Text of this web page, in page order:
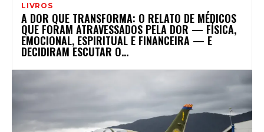
LIVROS
A DOR QUE TRANSFORMA: O RELATO DE MÉDICOS
QUE FORAM ATRAVESSADOS PELA DOR — FÍSICA,
EMOCIONAL, ESPIRITUAL E FINANCEIRA — E
DECIDIRAM ESCUTAR O...